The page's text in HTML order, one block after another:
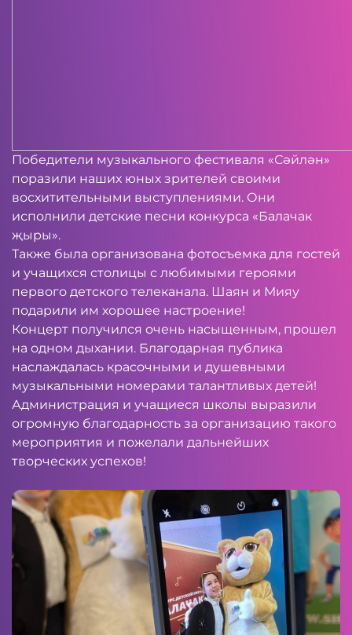
Победители музыкального фестиваля «Сәйлән»
поразили наших юных зрителей своими
восхитительными выступлениями. Они
исполнили детские песни конкурса «Балачак
җыры».
Также была организована фотосъемка для гостей
и учащихся столицы с любимыми героями
первого детского телеканала. Шаян и Мияу
подарили им хорошее настроение!
Концерт получился очень насыщенным, прошел
на одном дыхании. Благодарная публика
наслаждалась красочными и душевными
музыкальными номерами талантливых детей!
Администрация и учащиеся школы выразили
огромную благодарность за организацию такого
мероприятия и пожелали дальнейших
творческих успехов!